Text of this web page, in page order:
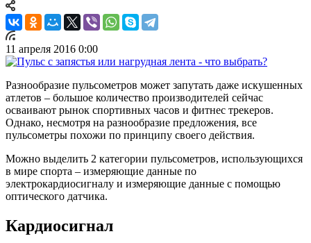
11 апреля 2016 0:00
Разнообразие пульсометров может запутать даже искушенных
атлетов – большое количество производителей сейчас
осваивают рынок спортивных часов и фитнес трекеров.
Однако, несмотря на разнообразие предложения, все
пульсометры похожи по принципу своего действия.
Можно выделить 2 категории пульсометров, использующихся
в мире спорта – измеряющие данные по
электрокардиосигналу и измеряющие данные с помощью
оптического датчика.
Кардиосигнал